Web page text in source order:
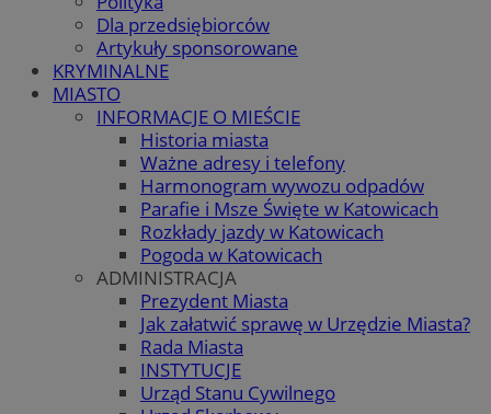
Dla przedsiębiorców
Artykuły sponsorowane
KRYMINALNE
MIASTO
INFORMACJE O MIEŚCIE
Historia miasta
Ważne adresy i telefony
Harmonogram wywozu odpadów
Parafie i Msze Święte w Katowicach
Rozkłady jazdy w Katowicach
Pogoda w Katowicach
ADMINISTRACJA
Prezydent Miasta
Jak załatwić sprawę w Urzędzie Miasta?
Rada Miasta
INSTYTUCJE
Urząd Stanu Cywilnego